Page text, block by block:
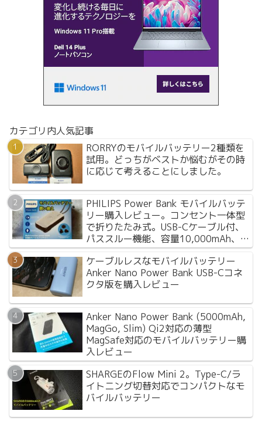
カテゴリ内人気記事
RORRYのモバイルバッテリー2種類を
試用。どっちがベストか悩むがその時
に応じて考えることにしました。
PHILIPS Power Bank モバイルバッテ
リー購入レビュー。コンセント一体型
で折りたたみ式。USB-Cケーブル付、
パススルー機能、容量10,000mAh、
Apple Watch対応でリーズナブルな価
格は嬉しい。
ケーブルレスなモバイルバッテリー
Anker Nano Power Bank USB-Cコネ
クタ版を購入レビュー
Anker Nano Power Bank (5000mAh,
MagGo, Slim) Qi2対応の薄型
MagSafe対応のモバイルバッテリー購
入レビュー
SHARGEのFlow Mini 2。Type-C/ラ
イトニング切替対応でコンパクトなモ
バイルバッテリー